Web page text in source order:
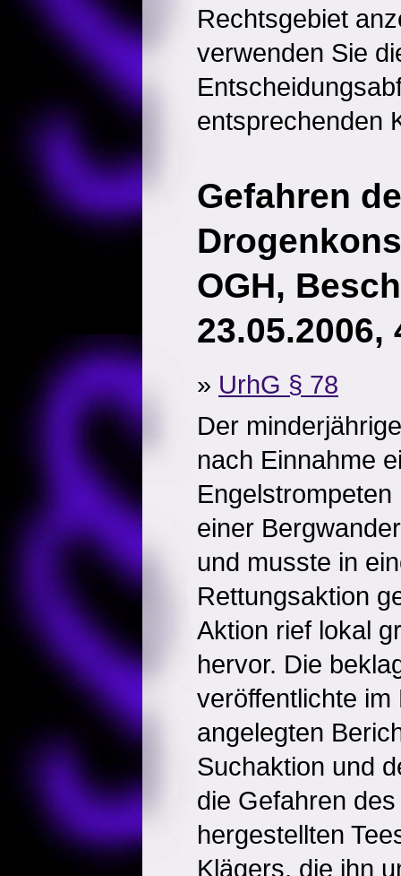
Rechtsgebiet
verwenden Sie
entsprechenden
Gefahren
OGH,
23.05.2006,
» UrhG § 78
Der
nach Einnahme
einer
und musste in
Rettungsaktion
Aktion rief lokal
hervor. Die
veröffentlichte
angelegten
Suchaktion und
die Gefahren
hergestellten
Klägers, die ihn